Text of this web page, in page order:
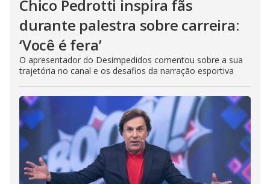
Chico Pedrotti inspira fãs
durante palestra sobre carreira:
‘Você é fera’
O apresentador do Desimpedidos comentou sobre a sua
trajetória no canal e os desafios da narração esportiva